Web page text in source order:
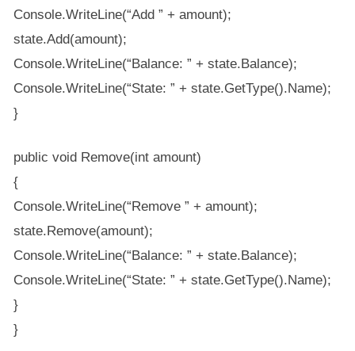
Console.WriteLine(“Add ” + amount);
state.Add(amount);
Console.WriteLine(“Balance: ” + state.Balance);
Console.WriteLine(“State: ” + state.GetType().Name);
}
public void Remove(int amount)
{
Console.WriteLine(“Remove ” + amount);
state.Remove(amount);
Console.WriteLine(“Balance: ” + state.Balance);
Console.WriteLine(“State: ” + state.GetType().Name);
}
}